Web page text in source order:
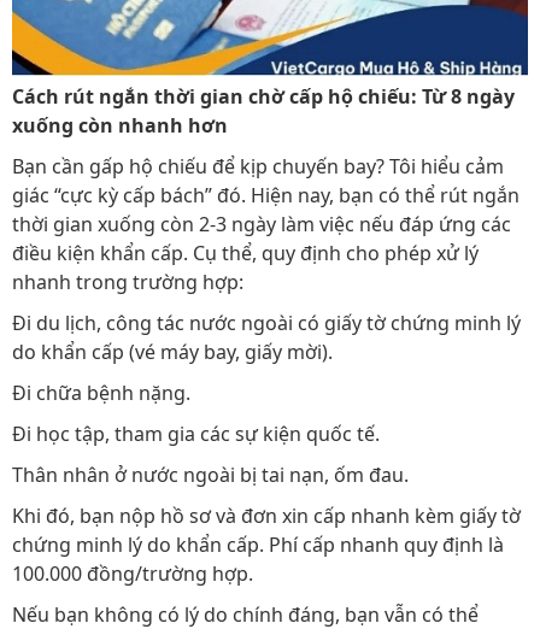
Cách rút ngắn thời gian chờ cấp hộ chiếu: Từ 8 ngày
xuống còn nhanh hơn
Bạn cần gấp hộ chiếu để kịp chuyến bay? Tôi hiểu cảm
giác “cực kỳ cấp bách” đó. Hiện nay, bạn có thể rút ngắn
thời gian xuống còn 2-3 ngày làm việc nếu đáp ứng các
điều kiện khẩn cấp. Cụ thể, quy định cho phép xử lý
nhanh trong trường hợp:
Đi du lịch, công tác nước ngoài có giấy tờ chứng minh lý
do khẩn cấp (vé máy bay, giấy mời).
Đi chữa bệnh nặng.
Đi học tập, tham gia các sự kiện quốc tế.
Thân nhân ở nước ngoài bị tai nạn, ốm đau.
Khi đó, bạn nộp hồ sơ và đơn xin cấp nhanh kèm giấy tờ
chứng minh lý do khẩn cấp. Phí cấp nhanh quy định là
100.000 đồng/trường hợp.
Nếu bạn không có lý do chính đáng, bạn vẫn có thể